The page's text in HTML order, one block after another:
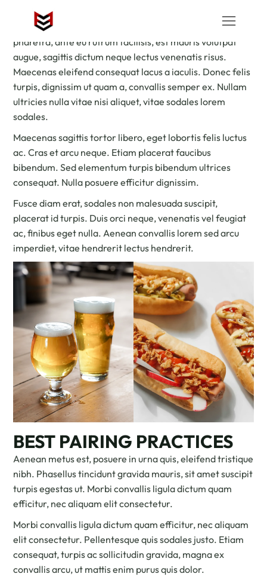
BEER & FOOD
Ipsum eget felis volutpat scelerisque nec quis ipsum. In
pharetra, ante eu rutrum facilisis, est mauris volutpat
augue, sagittis dictum neque lectus venenatis risus.
Maecenas eleifend consequat lacus a iaculis. Donec felis
turpis, dignissim ut quam a, convallis semper ex. Nullam
ultricies nulla vitae nisi aliquet, vitae sodales lorem
sodales.
Maecenas sagittis tortor libero, eget lobortis felis luctus
ac. Cras et arcu neque. Etiam placerat faucibus
bibendum. Sed elementum turpis bibendum ultrices
consequat. Nulla posuere efficitur dignissim.
Fusce diam erat, sodales non malesuada suscipit,
placerat id turpis. Duis orci neque, venenatis vel feugiat
ac, finibus eget nulla. Aenean convallis lorem sed arcu
imperdiet, vitae hendrerit lectus hendrerit.
BEST PAIRING PRACTICES
Aenean metus est, posuere in urna quis, eleifend tristique
nibh. Phasellus tincidunt gravida mauris, sit amet suscipit
turpis egestas ut. Morbi convallis ligula dictum quam
efficitur, nec aliquam elit consectetur.
Morbi convallis ligula dictum quam efficitur, nec aliquam
elit consectetur. Pellentesque quis sodales justo. Etiam
consequat, turpis ac sollicitudin gravida, magna ex
convallis arcu, ut mattis enim purus quis dolor.